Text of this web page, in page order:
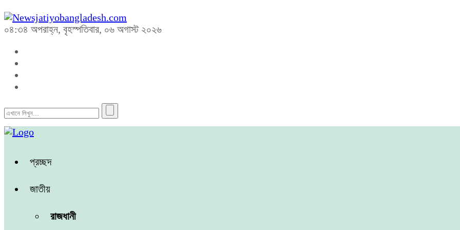
০৪:৩৪ অপরাহ্ন, বৃহস্পতিবার, ০৬ অগাস্ট ২০২৬
প্রচ্ছদ
জাতীয়
রাজধানী